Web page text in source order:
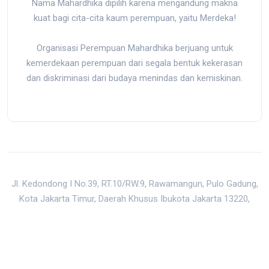
Nama Mahardhika dipilih karena mengandung makna
kuat bagi cita-cita kaum perempuan, yaitu Merdeka!
Organisasi Perempuan Mahardhika berjuang untuk
kemerdekaan perempuan dari segala bentuk kekerasan
dan diskriminasi dari budaya menindas dan kemiskinan.
Jl. Kedondong I No.39, RT.10/RW.9, Rawamangun, Pulo Gadung,
Kota Jakarta Timur, Daerah Khusus Ibukota Jakarta 13220,